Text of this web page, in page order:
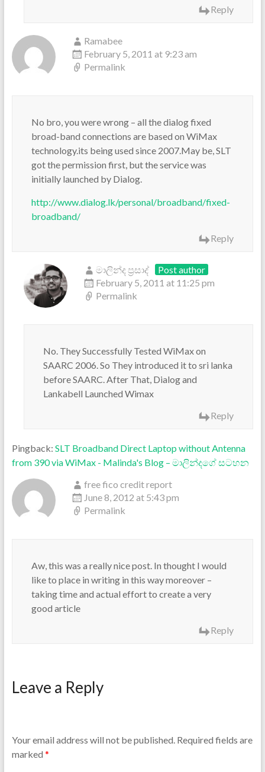
Reply
Ramabee
February 5, 2011 at 9:23 am
Permalink
No bro, you were wrong – all the dialog fixed
broad-band connections are based on WiMax
technology.its being used since 2007.May be, SLT
got the permission first, but the service was
initially launched by Dialog.
http://www.dialog.lk/personal/broadband/fixed-
broadband/
Reply
මාලින්ද ප්‍රසාද්
Post author
February 5, 2011 at 11:25 pm
Permalink
No. They Successfully Tested WiMax on
SAARC 2006. So They introduced it to sri lanka
before SAARC. After That, Dialog and
Lankabell Launched Wimax
Reply
Pingback: SLT Broadband Direct Laptop without Antenna
from 390 via WiMax - Malinda's Blog – මාලින්දගේ සටහන
free fico credit report
June 8, 2012 at 5:43 pm
Permalink
Aw, this was a really nice post. In thought I would
like to place in writing in this way moreover –
taking time and actual effort to create a very
good article
Reply
Leave a Reply
Your email address will not be published. Required fields are
marked *